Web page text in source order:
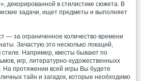
декорированной в стилистике сюжета. В
задачи, ищет предметы и выполняет
— за ограниченное количество времени
Зачастую это несколько локаций,
Например, квесты бывают по
игр, литературно-художественныхх
На протяжении всей игры Вы будете
тайн и загадок, которые необходимо